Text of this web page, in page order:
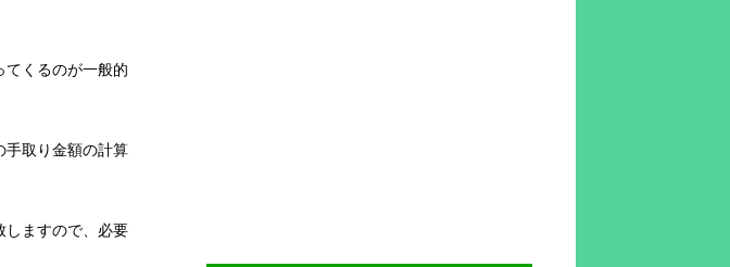
てくるのが一般的
手取り金額の計算
しますので、必要